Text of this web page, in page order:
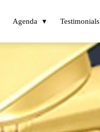
Agenda Testimonials